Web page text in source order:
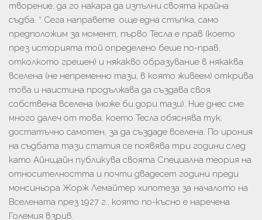
творение, да го накара да изпълни своята крайна
съдба. “ Сега направете още една стъпка, само
предположим за момент, първо Тесла е прав (което
през историята той определено беше по-прав,
отколкото грешен) и някакво образувание в някаква
вселена (не непременно тази, в която живеем) открива
това и наистина продължава да създава своя
собствена вселена (може би дори тази). Ние днес сме
много далеч от това, което Тесла обяснява тук,
достатъчно самотен, за да създаде вселена. По ирония
на съдбата тази статия се появява три години след
като Айнщайн публикува своята Специална теория на
относителността и почти двадесет години преди
монсиньора Жорж Лемайтер хипотеза за началото на
Вселената през 1927 г., която по-късно е наречена
Големия взрив.